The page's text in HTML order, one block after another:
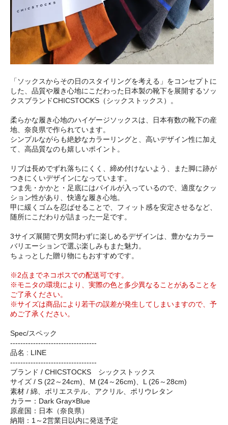
「ソックスからその日のスタイリングを考える」をコンセプトに
した、品質や履き心地にこだわった日本製の靴下を展開するソッ
クスブランドCHICSTOCKS（シックストックス）。
柔らかな履き心地のハイゲージソックスは、日本有数の靴下の産
地、奈良県で作られています。
シンプルながらも絶妙なカラーリングと、高いデザイン性に加え
て、高品質なのも嬉しいポイント。
リブは長めでずれ落ちにくく、締め付けないよう、また脚に跡が
つきにくいデザインになっています。
つま先・かかと・足底にはパイルが入っているので、適度なクッ
ション性があり、快適な履き心地。
甲に緩くゴムを忍ばせることで、フィット感を安定させるなど、
随所にこだわりが詰まった一足です。
3サイズ展開で男女問わずに楽しめるデザインは、豊かなカラー
バリエーションで選ぶ楽しみもまた魅力。
ちょっとした贈り物にもおすすめです。
※2点までネコポスでの配送可です。
※モニタの環境により、実際の色と多少異なることがあることを
ご了承ください。
※サイズは商品により若干の誤差が発生してしまいますので、予
めご了承ください。
Spec/スペック
----------------------------------
品名 : LINE
----------------------------------
ブランド / CHICSTOCKS シックストックス
サイズ / S (22～24cm)、M (24～26cm)、L (26～28cm)
素材 / 綿、ポリエステル、アクリル、ポリウレタン
カラー：Dark Gray×Blue
原産国：日本（奈良県）
納期：1～2営業日以内に発送予定